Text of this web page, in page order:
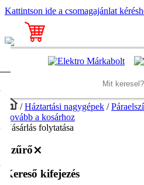
Kattintson ide a csomagajánlat
/Háztartási nagygépek /
Tovább a kosárhoz
Vásárlás folytatása
Szűrő⨯
Kereső kifejezés